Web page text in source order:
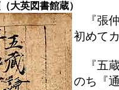
大英図書館蔵）
『張仲
初めて
『五蔵
のち『